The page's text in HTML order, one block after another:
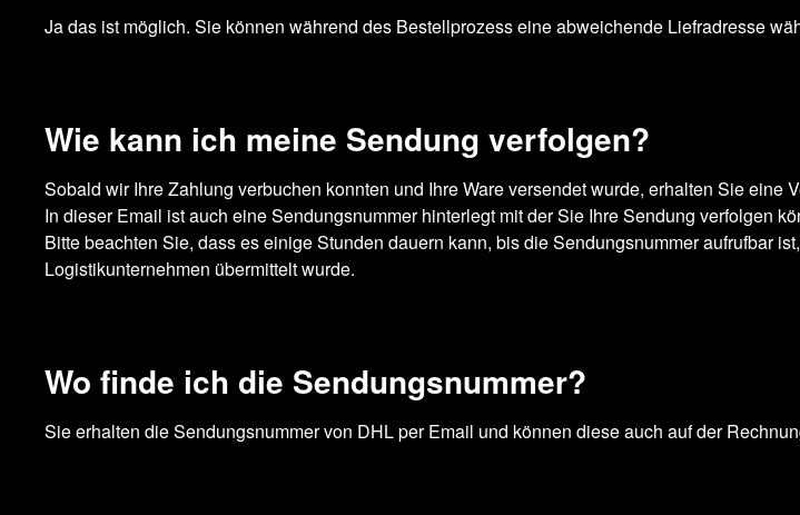
Ja das ist möglich. Sie können während des Bestellprozess eine abweichende Liefradresse
Wie kann ich meine Sendung verfolgen?
Sobald wir Ihre Zahlung verbuchen konnten und Ihre Ware versendet wurde, erhalten Sie eine
In dieser Email ist auch eine Sendungsnummer hinterlegt mit der Sie Ihre Sendung verfolgen
Bitte beachten Sie, dass es einige Stunden dauern kann, bis die Sendungsnummer aufrufbar
Logistikunternehmen übermittelt wurde.
Wo finde ich die Sendungsnummer?
Sie erhalten die Sendungsnummer von DHL per Email und können diese auch auf der